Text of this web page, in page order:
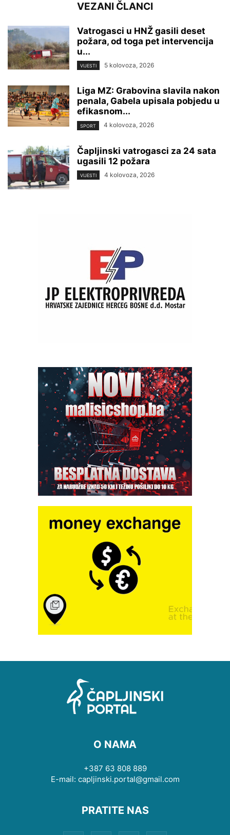
VEZANI ČLANCI
Vatrogasci u HNŽ gasili deset
požara, od toga pet intervencija
u...
VIJESTI 5 kolovoza, 2026
Liga MZ: Grabovina slavila nakon
penala, Gabela upisala pobjedu u
efikasnom...
SPORT 4 kolovoza, 2026
Čapljinski vatrogasci za 24 sata
ugasili 12 požara
VIJESTI 4 kolovoza, 2026
O NAMA
+387 63 808 889
E-mail: capljinski.portal@gmail.com
PRATITE NAS